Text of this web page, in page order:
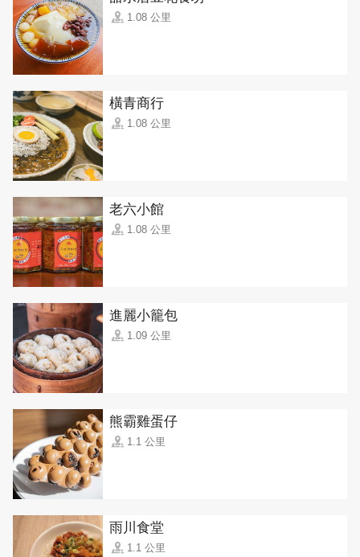
1.08 公里
橫青商行
1.08 公里
老六小館
1.08 公里
進麗小籠包
1.09 公里
熊霸雞蛋仔
1.1 公里
雨川食堂
1.1 公里